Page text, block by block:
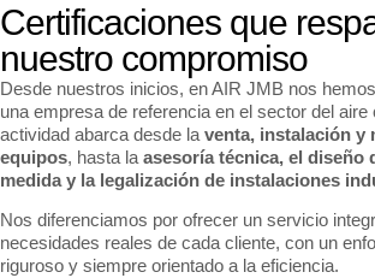
Certificaciones que
nuestro compromiso
Desde nuestros inicios, en AIR JMB nos
una empresa de referencia en el sector del
actividad abarca desde la venta, instalación y
equipos, hasta la asesoría técnica, el diseño
medida y la legalización de instalaciones
Nos diferenciamos por ofrecer un servicio
necesidades reales de cada cliente, con un
riguroso y siempre orientado a la eficiencia.